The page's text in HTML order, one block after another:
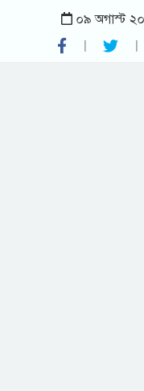
০৯ অগাস্ট